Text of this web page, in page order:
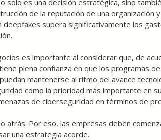
es una decisión estratégica, sino
de la reputación de una organización
deepfakes supera significativamente los
es importante al considerar que, de
plena confianza en que los programas
mantenerse al ritmo del avance
como la prioridad más importante en
de ciberseguridad en términos de
atrás. Por eso, las empresas deben
una estrategia acorde.